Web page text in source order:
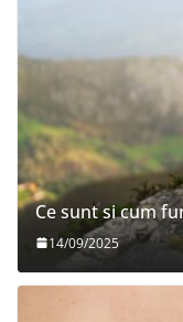
Ce sunt si cum
14/09/2025